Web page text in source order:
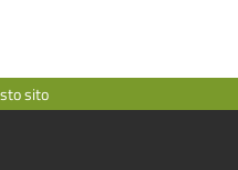
sito